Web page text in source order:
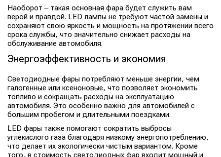
Наоборот – такая основная фара будет служить вам
верой и правдой. LED лампы не требуют частой замены и
сохраняют свою яркость и мощность на протяжении всего
срока службы, что значительно снижает расходы на
обслуживание автомобиля.
Энергоэффективность и экономия
Светодиодные фары потребляют меньше энергии, чем
галогенные или ксеноновые, что позволяет экономить
топливо и сокращать расходы на эксплуатацию
автомобиля. Это особенно важно для автомобилей с
большим пробегом и длительными поездками.
LED фары также помогают сократить выбросы
углекислого газа благодаря низкому энергопотреблению,
что делает их экологически чистым вариантом. Кроме
того, в стоимость светодиодных фар входит мощный и